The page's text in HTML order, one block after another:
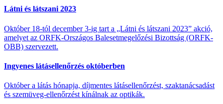
Látni és látszani 2023
Október 18-tól december 3-ig tart a „Látni és látszani 2023” akció,
amelyet az ORFK-Országos Balesetmegelőzési Bizottság (ORFK-
OBB) szervezett.
Ingyenes látásellenőrzés októberben
Október a látás hónapja, díjmentes látásellenőrzést, szaktanácsadást
és szemüveg-ellenőrzést kínálnak az optikák.